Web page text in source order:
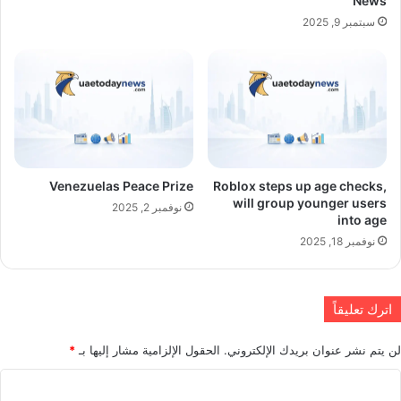
سبتمبر 9, 2025
Roblox steps up age checks,
will group younger users
into age
نوفمبر 18, 2025
Venezuelas Peace Prize
نوفمبر 2, 2025
اترك تعليقاً
لن يتم نشر عنوان بريدك الإلكتروني. الحقول الإلزامية مشار إليها بـ *